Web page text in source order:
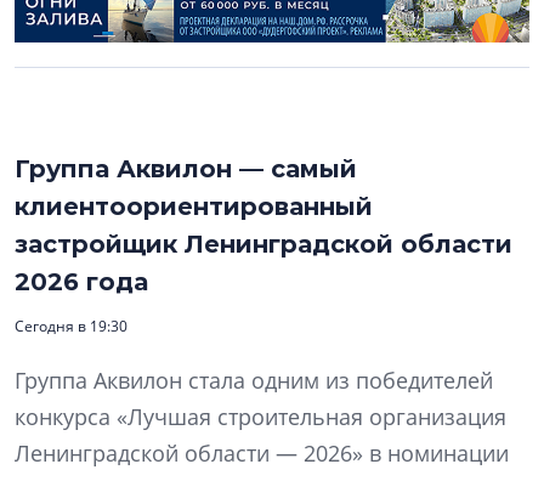
Группа Аквилон — самый
клиентоориентированный
застройщик Ленинградской области
2026 года
Сегодня в 19:30
Группа Аквилон стала одним из победителей
конкурса «Лучшая строительная организация
Ленинградской области — 2026» в номинации